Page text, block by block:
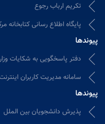
تکریم ارباب رجوع
پایگاه اطلاع رسانی کتابخانه
پیوندها
دفتر پاسخگویی به شکایات
سامانه مدیریت کاربران
پیوندها
پذیرش دانشجویان بین الملل